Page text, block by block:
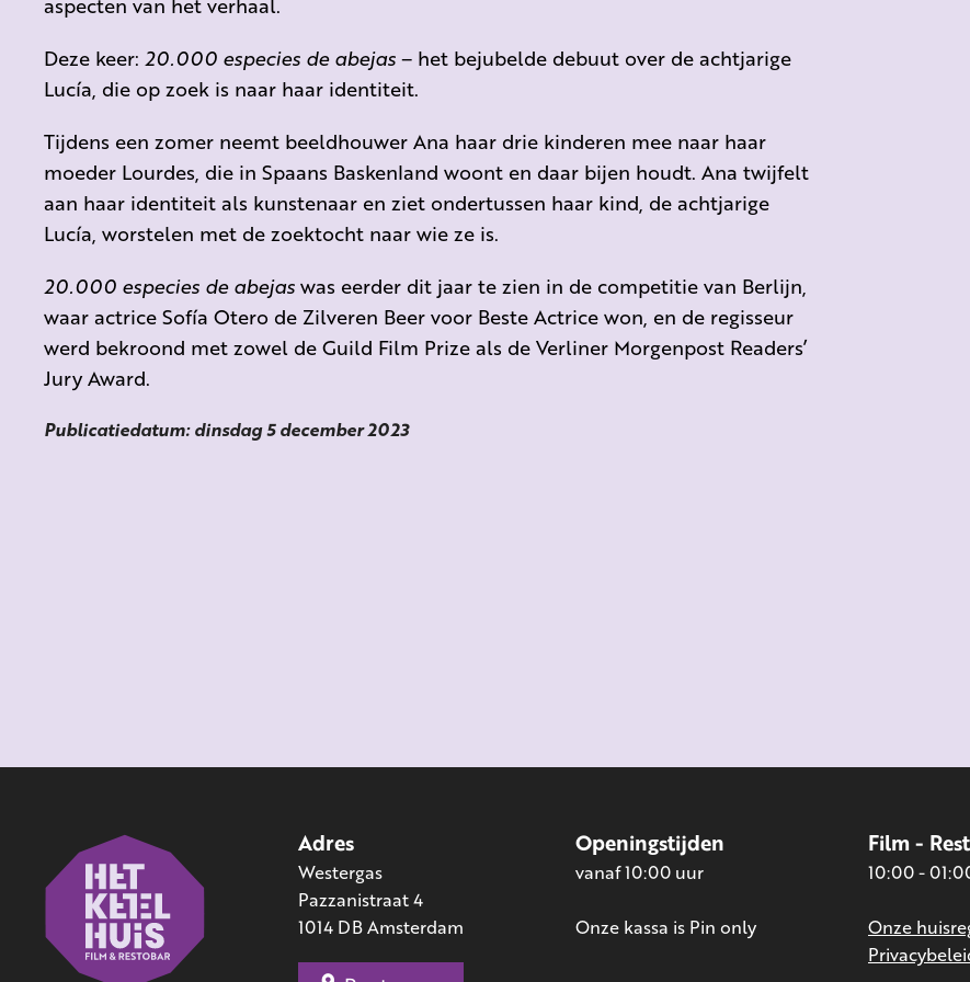
Deze keer: 20.000 especies de abejas– het bejubelde debuut over de achtjarige
Lucía, die op zoek is naar haar identiteit.
Tijdens een zomer neemt beeldhouwer Ana haar drie kinderen mee naar haar
moeder Lourdes, die in Spaans Baskenland woont en daar bijen houdt. Ana twijfelt
aan haar identiteit als kunstenaar en ziet ondertussen haar kind, de achtjarige
Lucía, worstelen met de zoektocht naar wie ze is.
20.000 especies de abejaswas eerder dit jaar te zien in de competitie van Berlijn,
waar actrice Sofía Otero de Zilveren Beer voor Beste Actrice won, en de regisseur
werd bekroond met zowel de Guild Film Prize als de Verliner Morgenpost Readers’
Jury Award.
Publicatiedatum: dinsdag 5 december 2023
Adres
Westergas
Pazzanistraat 4
1014 DB Amsterdam
Openingstijden
vanaf 10:00 uur
Onze kassa is Pin only
Film -
10:00 -
Onze